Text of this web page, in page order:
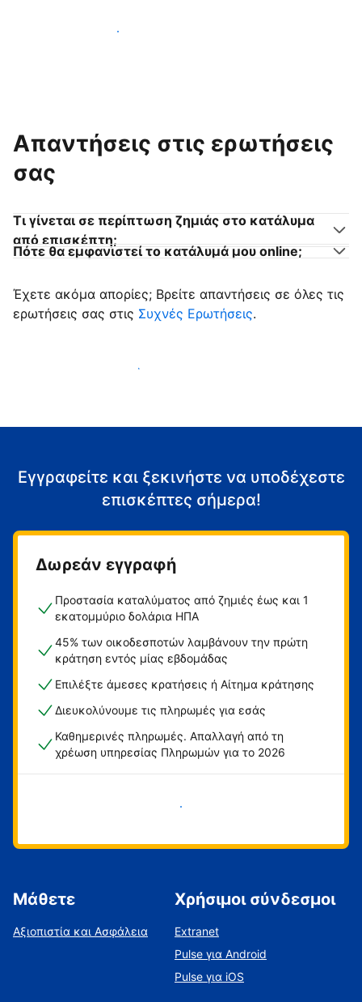
Γίνετε κι εσείς οικοδεσπότης
Απαντήσεις στις ερωτήσεις
σας
Τι γίνεται σε περίπτωση ζημιάς στο κατάλυμα
από επισκέπτη;
Πότε θα εμφανιστεί το κατάλυμά μου online;
Έχετε ακόμα απορίες; Βρείτε απαντήσεις σε όλες τις
ερωτήσεις σας στις Συχνές Ερωτήσεις.
Αρχίστε να υποδέχεστε επισκέπτες
Εγγραφείτε και ξεκινήστε να υποδέχεστε
επισκέπτες σήμερα!
Δωρεάν εγγραφή
Προστασία καταλύματος από ζημιές έως και 1
εκατομμύριο δολάρια ΗΠΑ
45% των οικοδεσποτών λαμβάνουν την πρώτη
κράτηση εντός μίας εβδομάδας
Επιλέξτε άμεσες κρατήσεις ή Αίτημα κράτησης
Διευκολύνουμε τις πληρωμές για εσάς
Καθημερινές πληρωμές. Απαλλαγή από τη
χρέωση υπηρεσίας Πληρωμών για το 2026
Ξεκινήστε τώρα
Μάθετε
Αξιοπιστία και Ασφάλεια
Χρήσιμοι σύνδεσμοι
Extranet
Pulse για Android
Pulse για iOS